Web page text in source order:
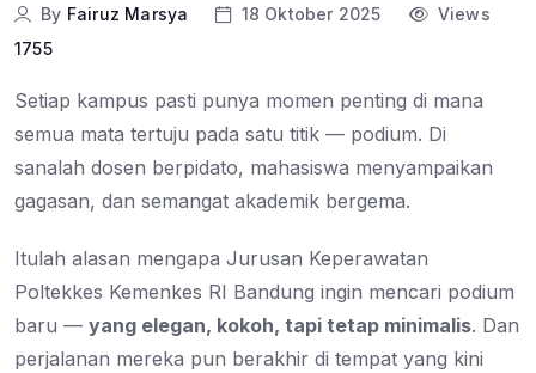
By Fairuz Marsya 18 Oktober 2025
Views
1755
Setiap kampus pasti punya momen penting di mana
semua mata tertuju pada satu titik — podium. Di
sanalah dosen berpidato, mahasiswa menyampaikan
gagasan, dan semangat akademik bergema.
Itulah alasan mengapa Jurusan Keperawatan
Poltekkes Kemenkes RI Bandung ingin mencari podium
baru — yang elegan, kokoh, tapi tetap minimalis. Dan
perjalanan mereka pun berakhir di tempat yang kini